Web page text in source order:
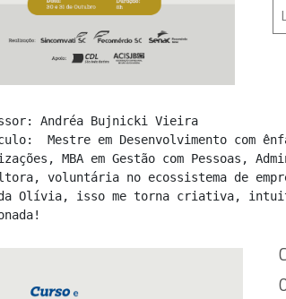
Andréa Bujnicki Vieira
Mestre em Desenvolvimento com
MBA em Gestão com Pessoas,
voluntária no ecossistema de